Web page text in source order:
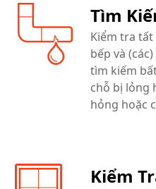
Tìm
Kiểm tra
bếp và
tìm kiếm
chỗ bị lỏng
hỏng hoặc
Kiểm